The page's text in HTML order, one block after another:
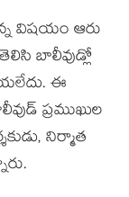
విషయం ఆరు
బాలీవుడ్లో
ఈ
ప్రముఖుల
నిర్మాత